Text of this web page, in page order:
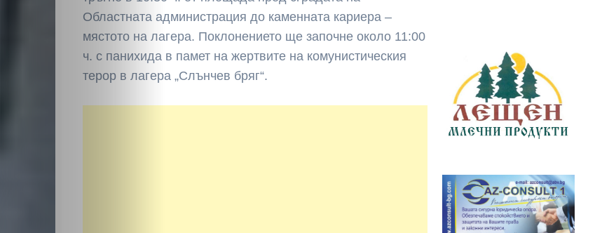
Областната администрация до каменната кариера –
мястото на лагера. Поклонението ще започне около 11:00
ч. с панихида в памет на жертвите на комунистическия
терор в лагера „Слънчев бряг“.